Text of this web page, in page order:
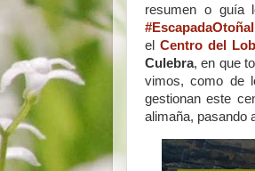
resumen o guía
el Centro del
Culebra, en que
vimos, como de
gestionan este
alimaña, pasando